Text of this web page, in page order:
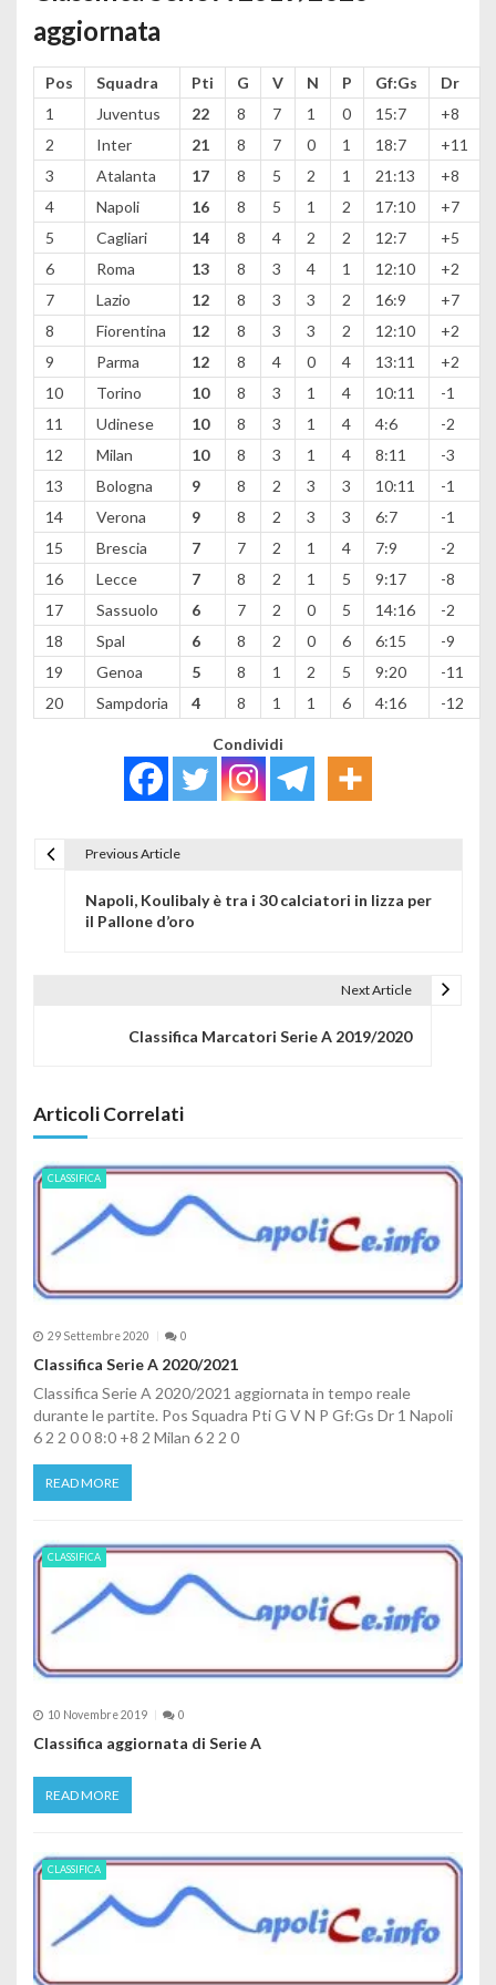
aggiornata
Pos Squadra Pti G V N P Gf:Gs
Dr
1
Juventus 22 8 7 1 0 15:7
+8
2
Inter 21 8 7 0 1 18:7
+11
3
Atalanta 17 8 5 2 1 21:13
+8
4
Napoli 16 8 5 1 2 17:10
+7
5
Cagliari 14 8 4 2 2 12:7
+5
6
Roma 13 8 3 4 1 12:10
+2
7
Lazio 12 8 3 3 2 16:9
+7
8
Fiorentina 12 8 3 3 2 12:10
+2
9
Parma 12 8 4 0 4 13:11
+2
10
Torino 10 8 3 1 4 10:11
-1
11
Udinese 10 8 3 1 4 4:6
-2
12
Milan 10 8 3 1 4 8:11
-3
13
Bologna 9 8 2 3 3 10:11
-1
14
Verona 9 8 2 3 3 6:7
-1
15
Brescia 7 7 2 1 4 7:9
-2
16
Lecce 7 8 2 1 5 9:17
-8
17
Sassuolo 6 7 2 0 5 14:16
-2
18
Spal 6 8 2 0 6 6:15
-9
19
Genoa 5 8 1 2 5 9:20
-11
20
Sampdoria 4 8 1 1 6 4:16 -12
Condividi
Previous Article
Napoli, Koulibaly è tra i 30 calciatori in lizza per
il Pallone d’oro
Next Article
Classifica Marcatori Serie A 2019/2020
Articoli Correlati
CLASSIFICA
29 Settembre 2020 0
Classifica Serie A 2020/2021
Classifica Serie A 2020/2021 aggiornata in tempo reale
durante le partite. Pos Squadra Pti G V N P Gf:Gs Dr 1 Napoli
6 2 2 0 0 8:0 +8 2 Milan 6 2 2 0
READ MORE
CLASSIFICA
10 Novembre 2019 0
Classifica aggiornata di Serie A
READ MORE
CLASSIFICA